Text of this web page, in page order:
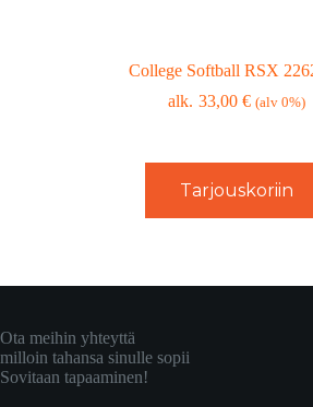
College Softball RSX
33,00€ (alv 0%)
Tarjouskoriin
Ota meihin yhteyttä
milloin tahansa sinulle sopii
Sovitaan tapaaminen!